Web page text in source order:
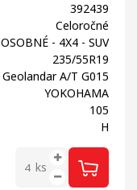
392439
Celoročné
OSOBNÉ - 4X4 - SUV
235/55R19
Geolandar A/T G015
YOKOHAMA
105
H
ks